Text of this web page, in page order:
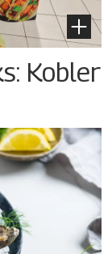
Kobler